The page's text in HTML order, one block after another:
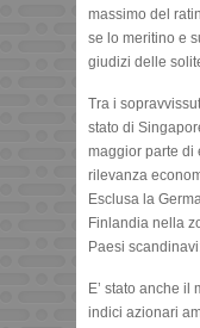
massimo del
se lo meritino e
giudizi delle
Tra i
stato di
maggior parte di
rilevanza
Esclusa la
Finlandia nella
Paesi
E’ stato anche
indici azionari